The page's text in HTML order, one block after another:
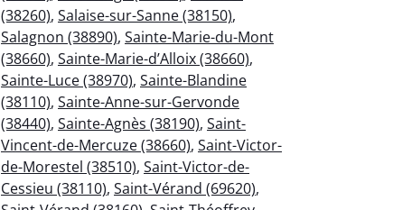
(38260), Salaise-sur-Sanne (38150),
Salagnon (38890), Sainte-Marie-du-Mont
(38660), Sainte-Marie-d’Alloix (38660),
Sainte-Luce (38970), Sainte-Blandine
(38110), Sainte-Anne-sur-Gervonde
(38440), Sainte-Agnès (38190), Saint-
Vincent-de-Mercuze (38660), Saint-Victor-
de-Morestel (38510), Saint-Victor-de-
Cessieu (38110), Saint-Vérand (69620),